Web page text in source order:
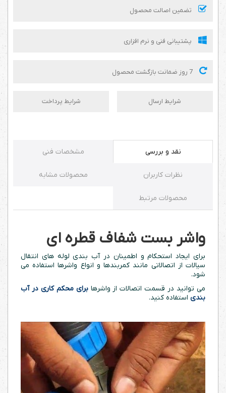
تضمین اصالت محصول
پشتیبانی فنی و نرم افزاری
شرایط ارسال شرایط پرداخت
نقد و بررسی مشخصات فنی
نظرات کاربران محصولات مشابه
محصولات مرتبط
واشر بست شفاف قطره ای
برای ایجاد استحکام و اطمینان در آب بندی لوله های انتقال
سیالات از اتصالاتی مانند کمربندها و انواع واشرها استفاده می
شود.
می توانید در قسمت اتصالات از واشرهابرای محکم کاری در آب
بندی استفاده کنید.